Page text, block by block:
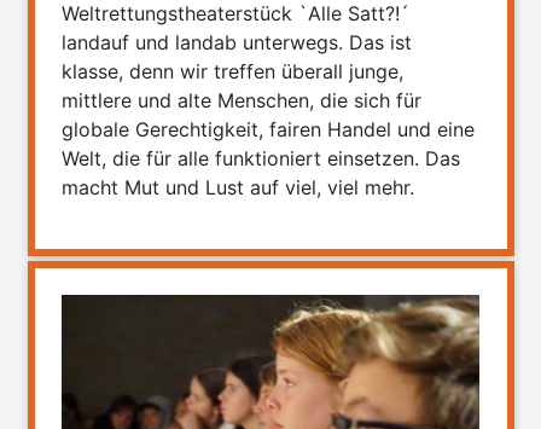
Weltrettungstheaterstück `Alle Satt?!´
landauf und landab unterwegs. Das ist
klasse, denn wir treffen überall junge,
mittlere und alte Menschen, die sich für
globale Gerechtigkeit, fairen Handel und eine
Welt, die für alle funktioniert einsetzen. Das
macht Mut und Lust auf viel, viel mehr.